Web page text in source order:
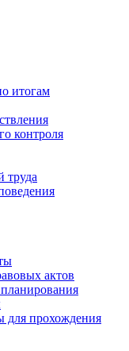
итогам
контроля
труда
актов
для прохождения